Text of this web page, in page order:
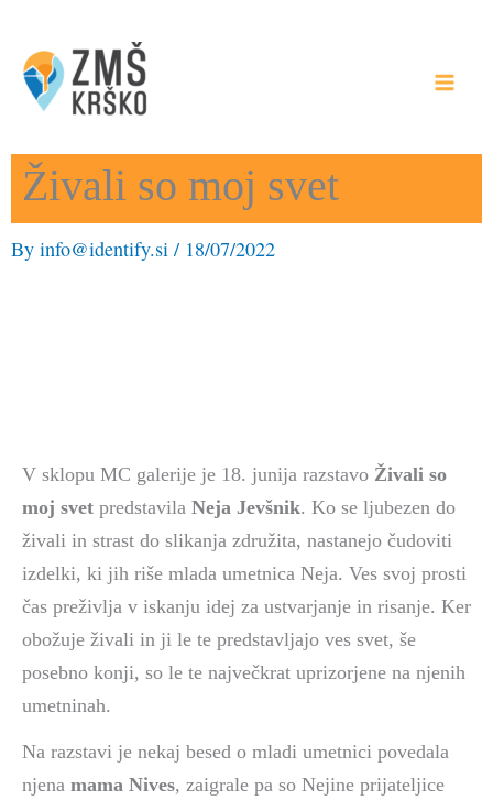
content
Živali so moj svet
By info@identify.si / 18/07/2022
V sklopu MC galerije je 18. junija razstavo Živali so
moj svetpredstavila Neja Jevšnik. Ko se ljubezen do
živali in strast do slikanja združita, nastanejo čudoviti
izdelki, ki jih riše mlada umetnica Neja. Ves svoj prosti
čas preživlja v iskanju idej za ustvarjanje in risanje. Ker
obožuje živali in ji le te predstavljajo ves svet, še
posebno konji, so le te največkrat uprizorjene na njenih
umetninah.
Na razstavi je nekaj besed o mladi umetnici povedala
njena mama Nives, zaigrale pa so Nejine prijateljice